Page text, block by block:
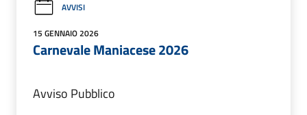
AVVISI
15 GENNAIO 2026
Carnevale Maniacese 2026
Avviso Pubblico